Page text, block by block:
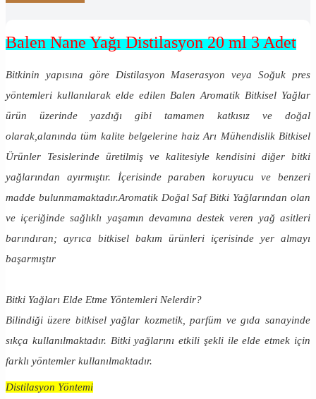
Balen Nane Yağı Distilasyon 20 ml 3 Adet
Bitkinin yapısına göre Distilasyon Maserasyon veya Soğuk pres
yöntemleri kullanılarak elde edilen Balen Aromatik Bitkisel Yağlar
ürün üzerinde yazdığı gibi tamamen katkısız ve doğal
olarak,alanında tüm kalite belgelerine haiz Arı Mühendislik Bitkisel
Ürünler Tesislerinde üretilmiş ve kalitesiyle kendisini diğer bitki
yağlarından ayırmıştır. İçerisinde paraben koruyucu ve benzeri
madde bulunmamaktadır.Aromatik Doğal Saf Bitki Yağlarından olan
ve içeriğinde sağlıklı yaşamın devamına destek veren yağ asitleri
barındıran; ayrıca bitkisel bakım ürünleri içerisinde yer almayı
başarmıştır
Bitki Yağları Elde Etme Yöntemleri Nelerdir?
Bilindiği üzere bitkisel yağlar kozmetik, parfüm ve gıda sanayinde
sıkça kullanılmaktadır. Bitki yağlarını etkili şekli ile elde etmek için
farklı yöntemler kullanılmaktadır.
Distilasyon Yöntemi